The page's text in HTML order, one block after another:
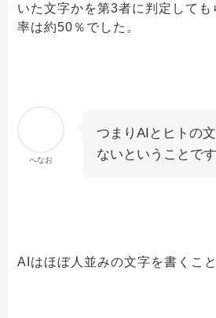
いた文字かを第3者に判定して
率は約50％でした。
へなお
つまりAIとヒトの
ないということです
AIはほぼ人並みの文字を書くこ